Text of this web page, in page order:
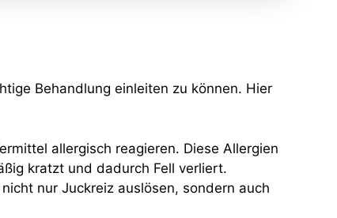
Behandlung einleiten zu können. Hier
allergisch reagieren. Diese Allergien
kratzt und dadurch Fell verliert.
nur Juckreiz auslösen, sondern auch